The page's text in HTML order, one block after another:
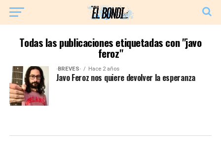
Todas las publicaciones etiquetadas con "javo
feroz"
·BREVES· Hace 2 años
Javo Feroz nos quiere devolver la esperanza